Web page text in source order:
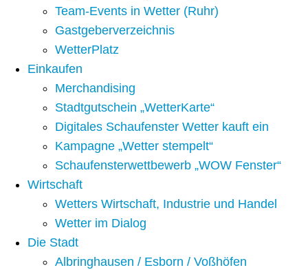
Team-Events in Wetter (Ruhr)
Gastgeberverzeichnis
WetterPlatz
Einkaufen
Merchandising
Stadtgutschein „WetterKarte“
Digitales Schaufenster Wetter kauft ein
Kampagne „Wetter stempelt“
Schaufensterwettbewerb „WOW Fenster“
Wirtschaft
Wetters Wirtschaft, Industrie und Handel
Wetter im Dialog
Die Stadt
Albringhausen / Esborn / Voßhöfen